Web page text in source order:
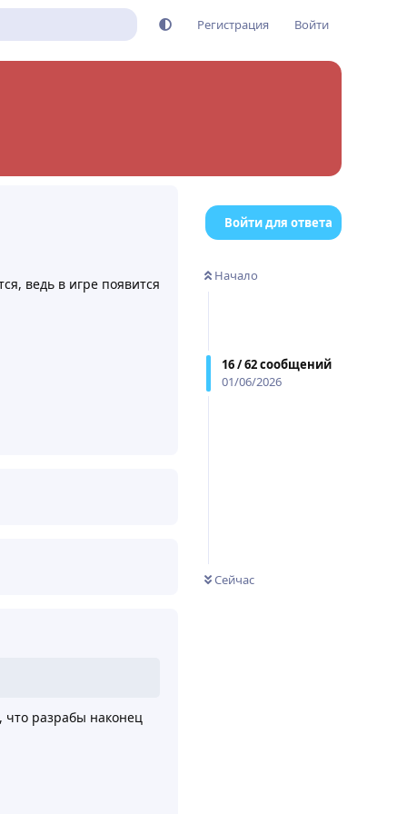
Регистрация Войти
Войти для ответа
Начало
16/62сообщений
01/06/2026
Сейчас
ведь в игре появится
что разрабы наконец